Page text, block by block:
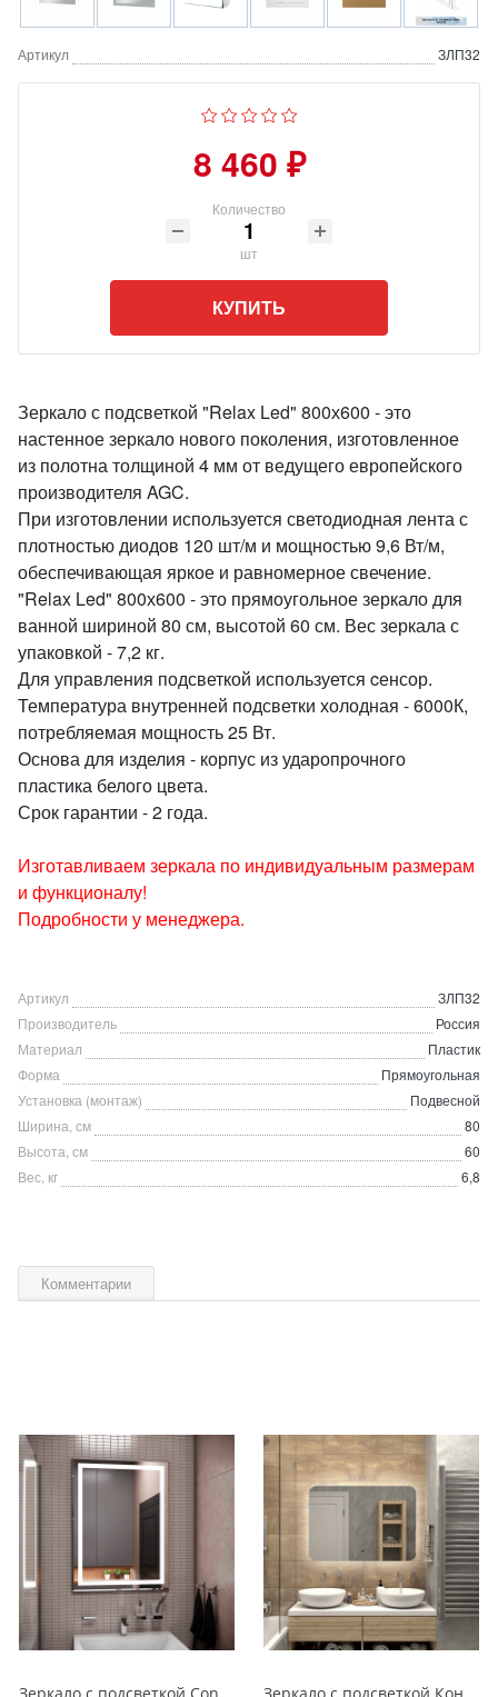
Артикул ЗЛП32
8 460 ₽
Количество
шт
КУПИТЬ
Зеркало с подсветкой "Relax Led" 800х600 - это
настенное зеркало нового поколения, изготовленное
из полотна толщиной 4 мм от ведущего европейского
производителя AGC.
При изготовлении используется светодиодная лента с
плотностью диодов 120 шт/м и мощностью 9,6 Вт/м,
обеспечивающая яркое и равномерное свечение.
"Relax Led" 800х600 - это прямоугольное зеркало для
ванной шириной 80 см, высотой 60 см. Вес зеркала с
упаковкой - 7,2 кг.
Для управления подсветкой используется cенсор.
Температура внутренней подсветки холодная - 6000К,
потребляемая мощность 25 Вт.
Основа для изделия - корпус из ударопрочного
пластика белого цвета.
Срок гарантии - 2 года.
Изготавливаем зеркала по индивидуальным размерам
и функционалу!
Подробности у менеджера.
Артикул
ЗЛП32
Производитель
Россия
Материал
Пластик
Форма
Прямоугольная
Установка (монтаж)
Подвесной
Ширина, см
80
Высота, см
60
Вес, кг
6,8
Комментарии